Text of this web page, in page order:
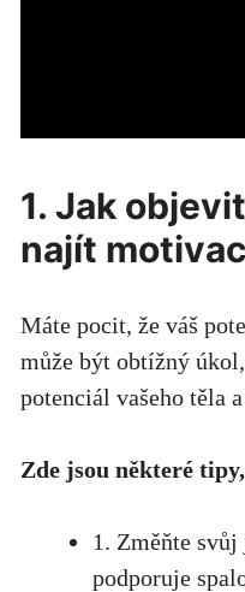
1. Jak
najít
Máte pocit, že váš
může ⁢být obtížný
potenciál ⁣vašeho těla
Zde jsou některé
1. Změňte
podporuje